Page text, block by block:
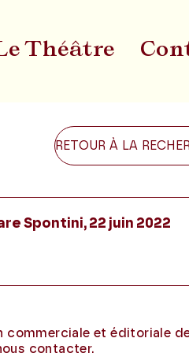
Théâtre
Au
RETOUR À LA
Spontini, 22 juin 2022
commerciale et éditoriale
contacter.